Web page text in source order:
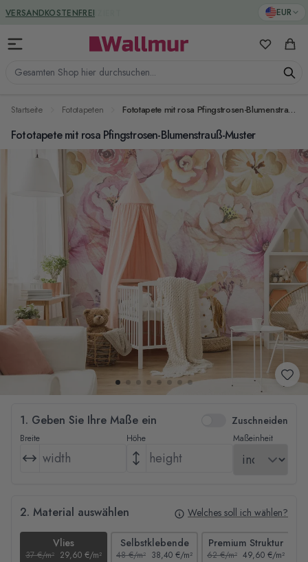
Zum Inhalt springen EUR
Gesamten Shop hier durchsuchen...
Meine
GREENGUARD ZERTIFIZIERT
Startseite Fototapeten Fototapete mit rosa Pfingstrosen-Blumenstrauß-Muster
Fototapete mit rosa Pfingstrosen-Blumenstrauß-Muster
1. Geben Sie Ihre Maße ein Zuschneiden
Breite Höhe Maßeinheit
2. Material auswählen Welches soll ich wählen?
Vlies
37 €/m² 29,60 €/m²
Selbstklebende
48 €/m² 38,40 €/m²
Premium Struktur
62 €/m² 49,60 €/m²